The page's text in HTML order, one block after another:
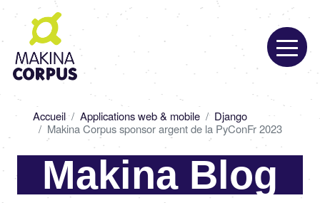
Aller
contenu
principal
d'Ariane
Accueil Applications web & mobile
Django
Makina Corpus sponsor argent de la PyConFr 2023
Makina Blog